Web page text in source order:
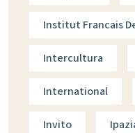
Institut Francais
Intercultura
International
Invito